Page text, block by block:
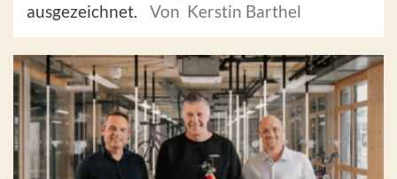
ausgezeichnet.
Von Kerstin Barthel